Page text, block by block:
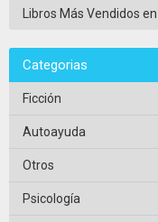
Libros Más Vendidos
Categorias
Ficción
Autoayuda
Otros
Psicología